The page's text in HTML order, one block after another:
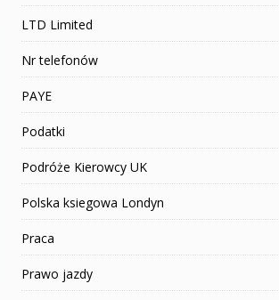
LTD Limited
Nr telefonów
PAYE
Podatki
Podróże Kierowcy UK
Polska ksiegowa Londyn
Praca
Prawo jazdy